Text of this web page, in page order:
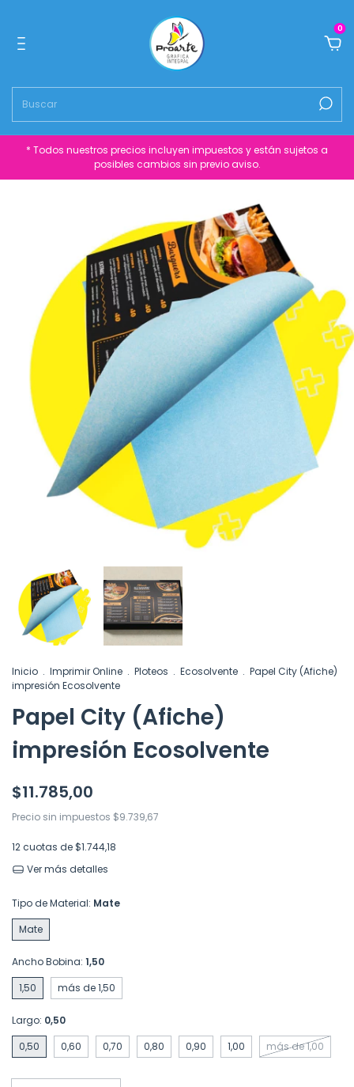
0
* Todos nuestros precios incluyen impuestos y están sujetos a
posibles cambios sin previo aviso.
Inicio . Imprimir Online . Ploteos . Ecosolvente . Papel City (Afiche)
impresión Ecosolvente
Papel City (Afiche)
impresión Ecosolvente
$11.785,00
Precio sin impuestos $9.739,67
12cuotas de$1.744,18
Ver más detalles
Tipo de Material: Mate
Mate
Ancho Bobina: 1,50
1,50
más de 1,50
Largo: 0,50
0,50
0,60 0,70 0,80 0,90 1,00 más de 1,00